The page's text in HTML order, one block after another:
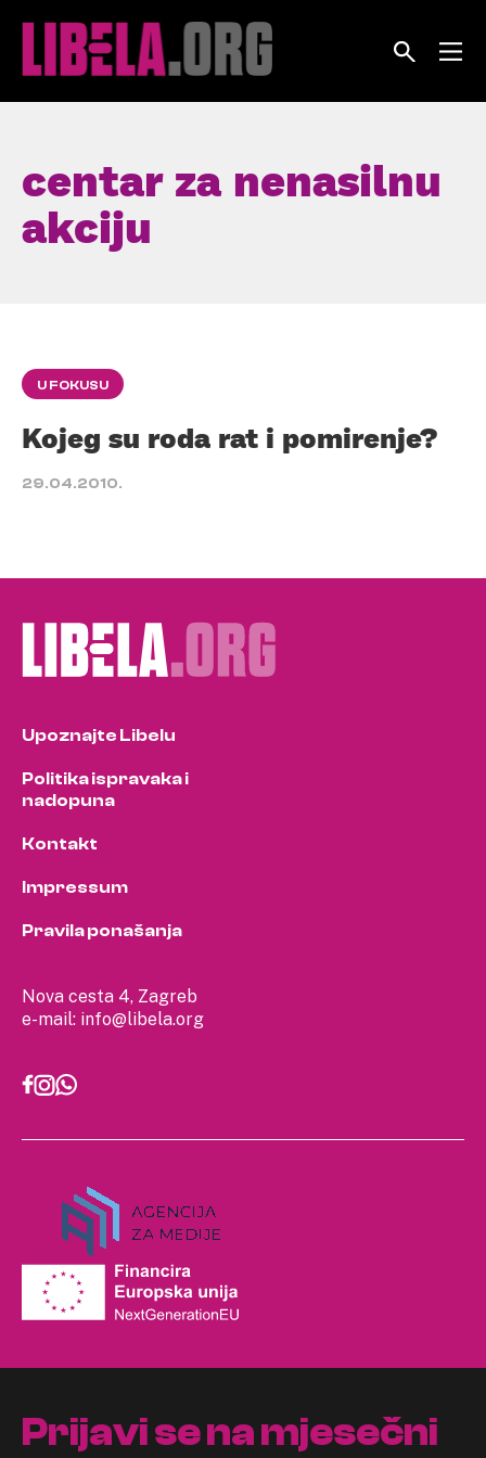
centar za nenasilnu
akciju
U FOKUSU
Kojeg su roda rat i pomirenje?
29.04.2010.
Nova cesta 4, Zagreb
e-mail: info@libela.org
Upoznajte Libelu
Politika ispravaka i
nadopuna
Kontakt
Impressum
Pravila ponašanja
Prijavi se na mjesečni